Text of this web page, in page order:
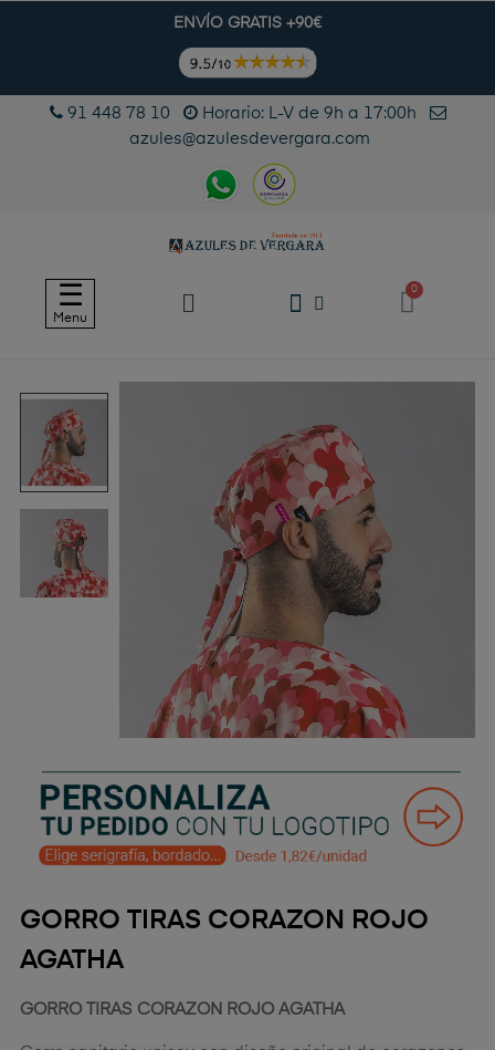
ENVÍO GRATIS +90€
91 448 78 10
Horario: L-V de 9h a 17:00h
azules@azulesdevergara.com
Navegación
de
☰
Menu
GORRO TIRAS CORAZON ROJO
AGATHA
GORRO TIRAS CORAZON ROJO AGATHA